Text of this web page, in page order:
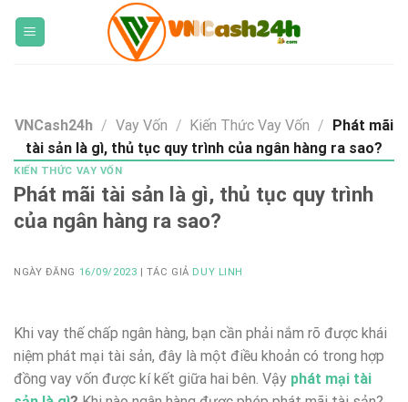
VNCash24h / Vay Vốn / Kiến Thức Vay Vốn / Phát mãi
tài sản là gì, thủ tục quy trình của ngân hàng ra sao?
KIẾN THỨC VAY VỐN
Phát mãi tài sản là gì, thủ tục quy trình
của ngân hàng ra sao?
NGÀY ĐĂNG 16/09/2023 | TÁC GIẢ DUY LINH
Khi vay thế chấp ngân hàng, bạn cần phải nắm rõ được khái
niệm phát mại tài sản, đây là một điều khoản có trong hợp
đồng vay vốn được kí kết giữa hai bên. Vậy phát mại tài